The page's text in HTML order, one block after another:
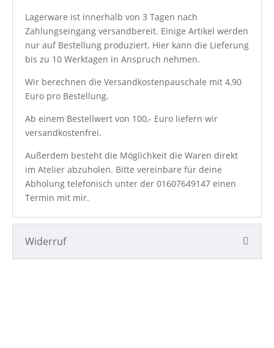
Lagerware ist innerhalb von 3 Tagen nach
Zahlungseingang versandbereit. Einige Artikel werden
nur auf Bestellung produziert. Hier kann die Lieferung
bis zu 10 Werktagen in Anspruch nehmen.
Wir berechnen die Versandkostenpauschale mit 4,90
Euro pro Bestellung.
Ab einem Bestellwert von 100,- Euro liefern wir
versandkostenfrei.
Außerdem besteht die Möglichkeit die Waren direkt
im Atelier abzuholen. Bitte vereinbare für deine
Abholung telefonisch unter der 01607649147 einen
Termin mit mir.
Widerruf